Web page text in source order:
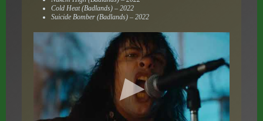
Cold Heat (Badlands) – 2022
Suicide Bomber (Badlands) – 2022